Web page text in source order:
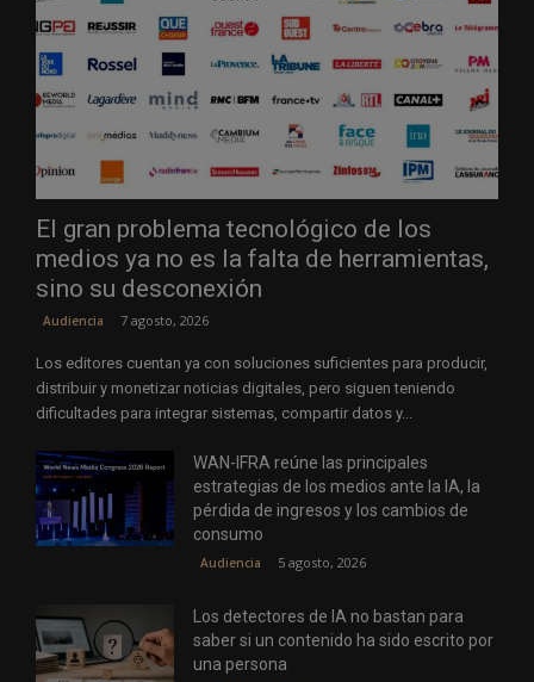
El gran problema tecnológico de los
medios ya no es la falta de herramientas,
sino su desconexión
Audiencia 7 agosto, 2026
Los editores cuentan ya con soluciones suficientes para producir,
distribuir y monetizar noticias digitales, pero siguen teniendo
dificultades para integrar sistemas, compartir datos y...
WAN-IFRA reúne las principales
estrategias de los medios ante la IA, la
pérdida de ingresos y los cambios de
consumo
Audiencia 5 agosto, 2026
Los detectores de IA no bastan para
saber si un contenido ha sido escrito por
una persona